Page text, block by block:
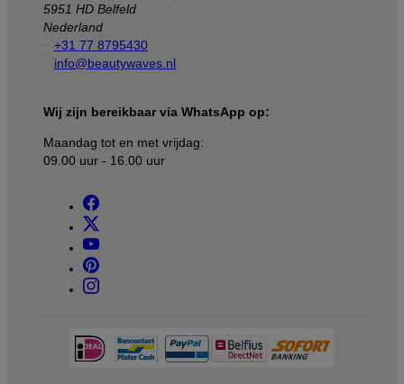
5951 HD Belfeld
Nederland
+31 77 8795430
info@beautywaves.nl
Wij zijn bereikbaar via WhatsApp op:
Maandag tot en met vrijdag:
09.00 uur - 16.00 uur